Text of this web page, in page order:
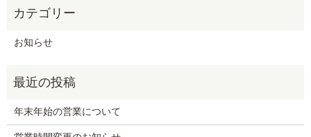
お知らせ
年末年始の営業について